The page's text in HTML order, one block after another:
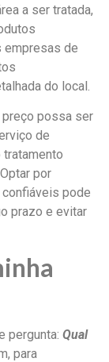
a ser tratada,
empresas de
do local.
preço possa ser
de
por
pode
prazo e evitar
pergunta: Qual
para